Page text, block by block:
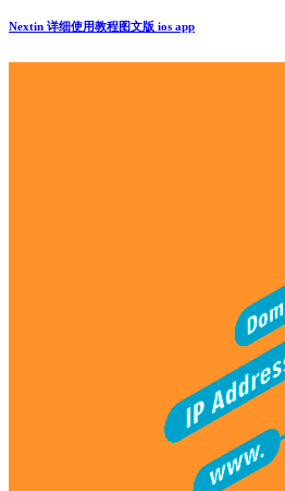
Nextin 详细使用教程图文版 ios app